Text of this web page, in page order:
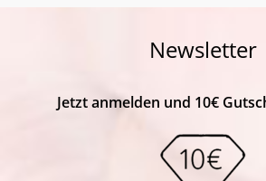
Newsletter
Jetzt anmelden und 10€